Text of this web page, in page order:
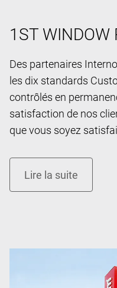
1ST WINDOW
Des partenaires
les dix standards
contrôlés en
satisfaction de nos
que vous soyez